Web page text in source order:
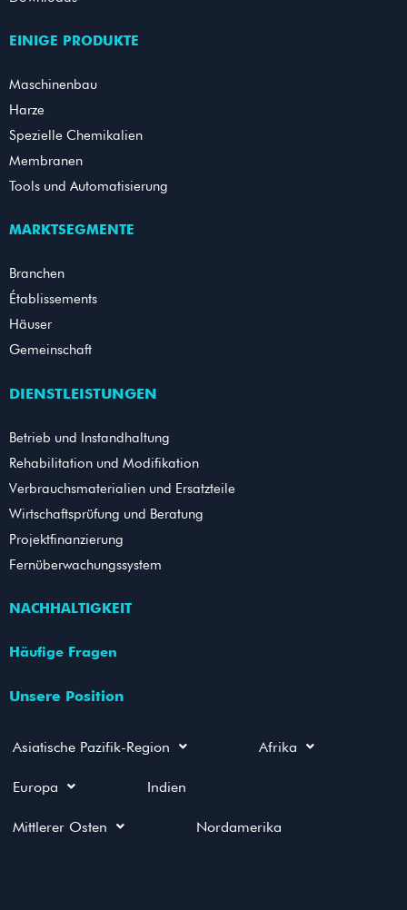
EINIGE PRODUKTE
Maschinenbau
Harze
Spezielle Chemikalien
Membranen
Tools und Automatisierung
MARKTSEGMENTE
Branchen
Établissements
Häuser
Gemeinschaft
DIENSTLEISTUNGEN
Betrieb und Instandhaltung
Rehabilitation und Modifikation
Verbrauchsmaterialien und Ersatzteile
Wirtschaftsprüfung und Beratung
Projektfinanzierung
Fernüberwachungssystem
NACHHALTIGKEIT
Häufige Fragen
Unsere Position
Asiatische Pazifik-Region Afrika
Europa Indien
Mittlerer Osten Nordamerika